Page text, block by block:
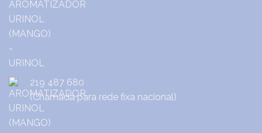
219 487 680
(Chamada para rede fixa nacional)